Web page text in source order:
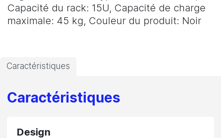
Capacité du rack: 15U, Capacité de charge
maximale: 45 kg, Couleur du produit: Noir
Caractéristiques
Caractéristiques
Design